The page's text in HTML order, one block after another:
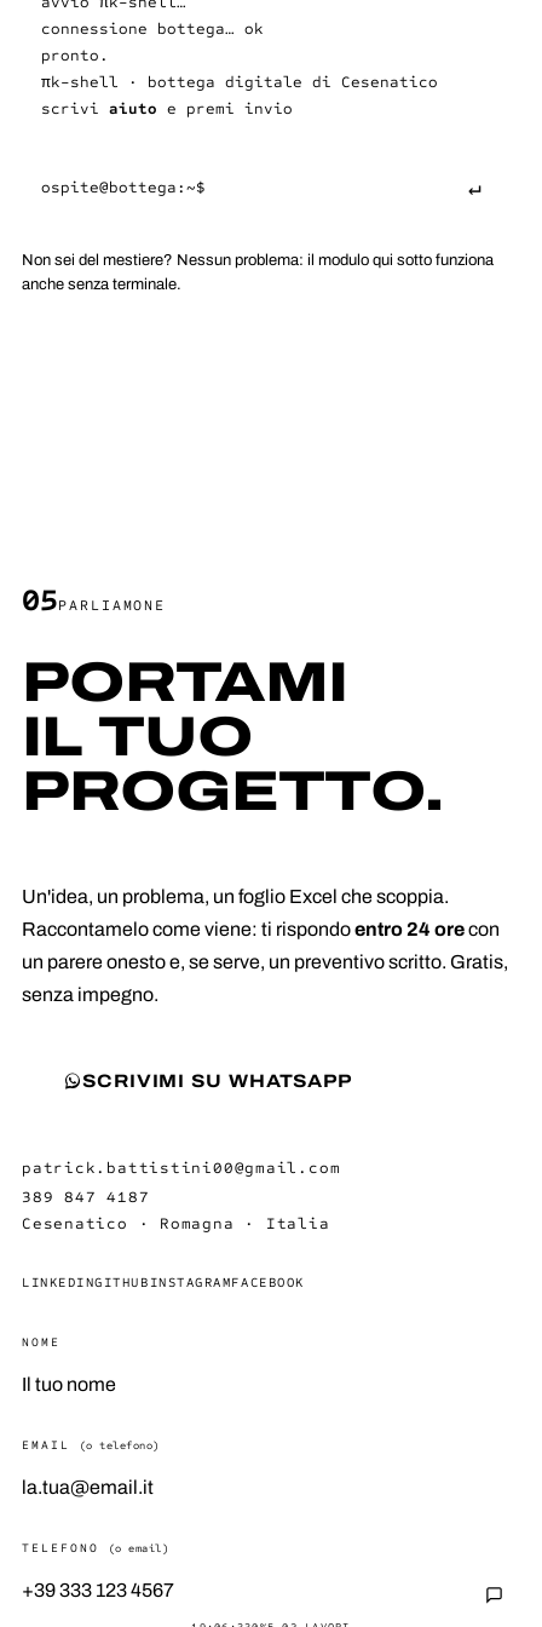
connessione bottega… ok
pronto.
πk-shell · bottega digitale di Cesenatico
scrivi aiuto e premi invio
ospite@bottega:~$ ↵
Non sei del mestiere? Nessun problema: il modulo qui sotto funziona
anche senza terminale.
05PARLIAMONE
PORTAMI
IL TUO
PROGETTO.
Un'idea, un problema, un foglio Excel che scoppia.
Raccontamelo come viene: ti rispondoentro 24 orecon
un parere onesto e, se serve, un preventivo scritto. Gratis,
senza impegno.
SCRIVIMI SU WHATSAPP
patrick.battistini00@gmail.com
389 847 4187
Cesenatico · Romagna · Italia
LINKEDINGITHUB INSTAGRAMFACEBOOK
NOME
EMAIL (o telefono)
TELEFONO (o email)